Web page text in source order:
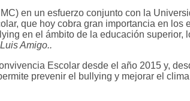
en un esfuerzo conjunto con la
que hoy cobra gran importancia en
en el ámbito de la educación superior,
Amigo..
Escolar desde el año 2015 y,
prevenir el bullying y mejorar el